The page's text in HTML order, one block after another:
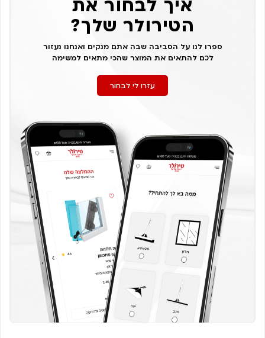
הטירולר שלך?
ספרו לנו על הסביבה שבה אתם מנקים ואנחנו נעזור
לכם להתאים את המוצר שהכי מתאים למשימה
עזרו לי לבחור